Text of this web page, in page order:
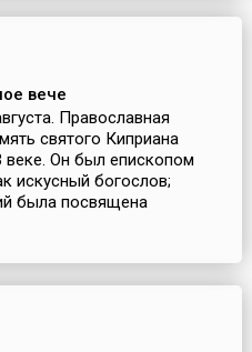
вече
Православная
святого Киприана
веке. Он был епископом
искусный богослов;
была посвящена